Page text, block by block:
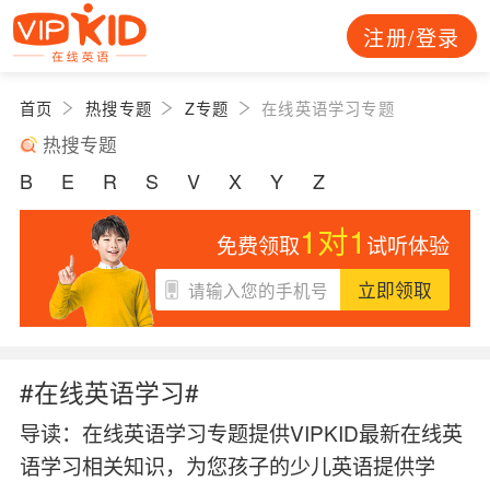
注册/登录
首页 热搜专题 Z专题 在线英语学习专题
热搜专题
B E R S V X Y Z
免费领取1对1 试听体验
立即领取
#在线英语学习#
导读： 在线英语学习专题提供VIPKID最新在线英
语学习相关知识，为您孩子的少儿英语提供学